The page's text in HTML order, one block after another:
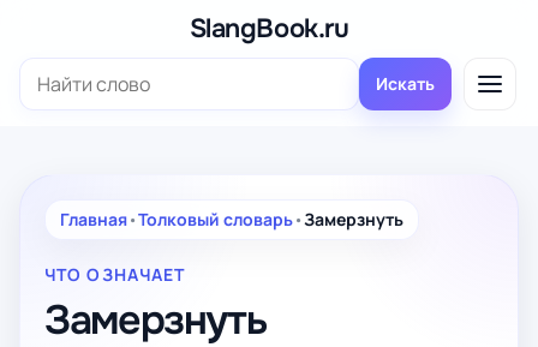
содержимому
SlangBook.ru
Поиск: Искать
Главная•Толковый словарь•Замерзнуть
ЧТО ОЗНАЧАЕТ
Замерзнуть